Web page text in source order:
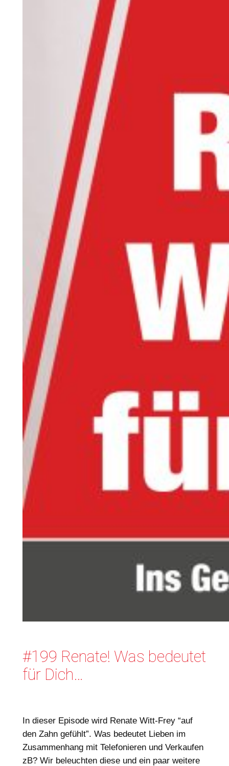
#199 Renate! Was bedeutet
für Dich…
In dieser Episode wird Renate Witt-Frey “auf
den Zahn gefühlt”. Was bedeutet Lieben im
Zusammenhang mit Telefonieren und Verkaufen
zB? Wir beleuchten diese und ein paar weitere